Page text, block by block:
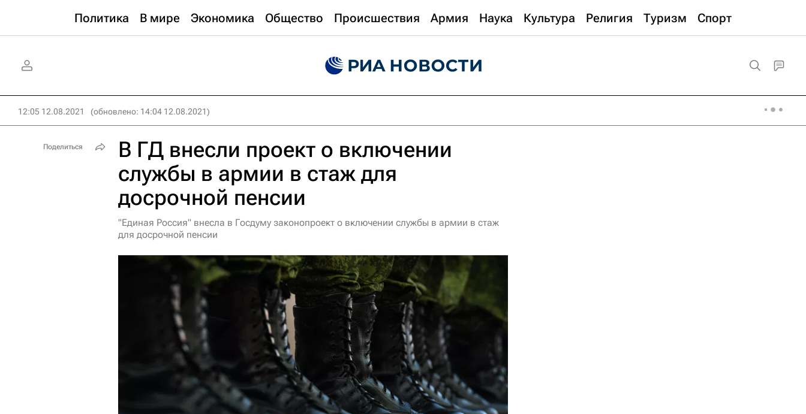
Политика В мире Экономика Общество Происшествия Армия Наука Культура Религия Туризм Спорт
12:05 12.08.2021 (обновлено: 14:04 12.08.2021)
В ГД внесли проект о включении
службы в армии в стаж для
досрочной пенсии
"Единая Россия" внесла в Госдуму законопроект о включении службы в армии в стаж
для досрочной пенсии
Поделиться